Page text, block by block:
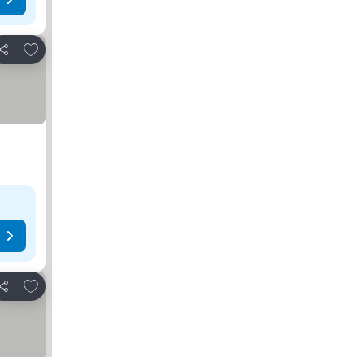
Teilen
Zu Favoriten hinzufügen
Teilen
Zu Favoriten hinzufügen